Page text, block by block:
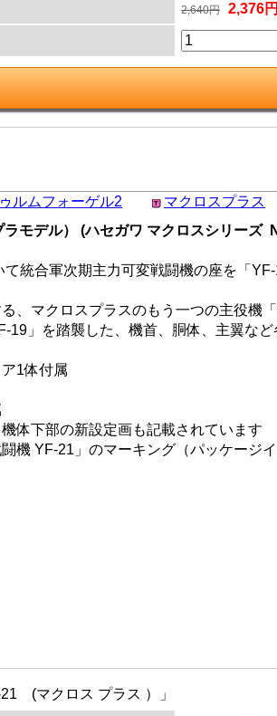
2,640円 2,376
ルムフォーゲル2 マクロスプラス
モデル） (ハセガワ マクロスシリーズ
統合軍次期主力可変戦闘機の座を「
、マクロスプラスのもう一つの主役機
19」を踏襲した、機首、胴体、主翼な
1体付属
体下部の新設定画も記載されています
機 YF-21」のマーキング（パッケージ
(マクロス プラス ）」